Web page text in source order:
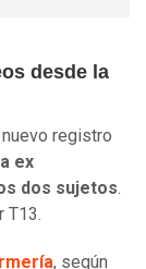
desde la
registro
ex
dos sujetos.
T13.
, según